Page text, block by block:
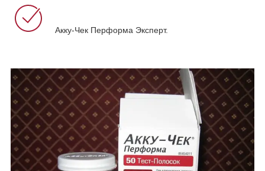
Акку-Чек Перформа Эксперт.